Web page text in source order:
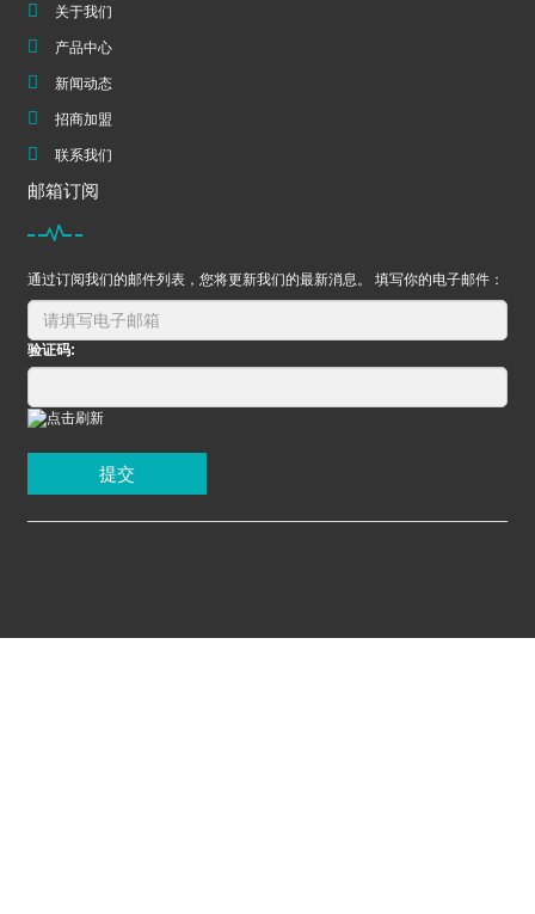
关于我们
产品中心
新闻动态
招商加盟
联系我们
邮箱订阅
通过订阅我们的邮件列表，您将更新我们的最新消息。 填写你的电子邮件：
验证码:
提交